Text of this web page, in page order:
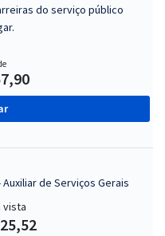
do serviço público
de Serviços Gerais
25,52